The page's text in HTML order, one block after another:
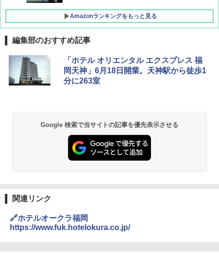
Amazonランキングをもっと見る
D40 地球の歩き方 チェンマイ タイ北部の魅
力的な町 2026～2027 地球の歩き方D アジア
￥2,079
￥2,695
[キャンパーズコレクション 山善] ポップアッ
プテント 傘みたいに広げて畳める パッとサ
ッとサンシェード キューブ フルクローズ メ
ッシュ 簡単設置 ワンタッチテント キャンプ
PYKES PEAK (パイクスピーク) 着替えテン
ト プライバシー テント 【中が透けない】 1
人用 折りたたみ 防災グッズ 災害用トイレ ビ
ーチ ピクニック ポップアップテント 携帯 簡
ENDLESS BASE 《めざましテレビで紹介》
テント ワンタッチ RENEW 幅200 2-3人用 43
500002(88859)
GRANDOOR ステンレス保冷剤 2個セット 2
026リニューアル 急速冷凍 空間倍増 衛生的
コンパクト 保冷力長持ち
-08EX カーキ ソロキャンプ ポリエステル フ
レーム ドーム型 テント
￥14,800
￥6,459
編集部のおすすめ記事
「ホテル オリエンタル エクスプレス 福
岡天神」6月18日開業。天神駅から徒歩1
分に263室
Google 検索で当サイトの記事を優先表示させる
関連リンク
🔗ホテルオークラ福岡
https://www.fuk.hotelokura.co.jp/